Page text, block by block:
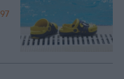
97